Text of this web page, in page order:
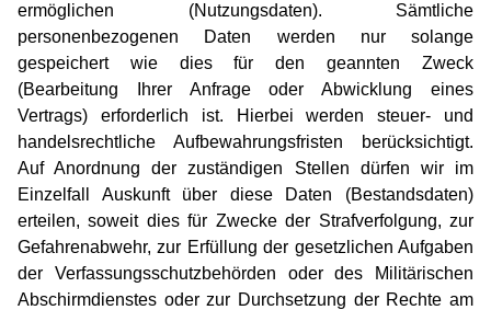
ermöglichen (Nutzungsdaten). Sämtliche
personenbezogenen Daten werden nur solange
gespeichert wie dies für den geannten Zweck
(Bearbeitung Ihrer Anfrage oder Abwicklung eines
Vertrags) erforderlich ist. Hierbei werden steuer- und
handelsrechtliche Aufbewahrungsfristen berücksichtigt.
Auf Anordnung der zuständigen Stellen dürfen wir im
Einzelfall Auskunft über diese Daten (Bestandsdaten)
erteilen, soweit dies für Zwecke der Strafverfolgung, zur
Gefahrenabwehr, zur Erfüllung der gesetzlichen Aufgaben
der Verfassungsschutzbehörden oder des Militärischen
Abschirmdienstes oder zur Durchsetzung der Rechte am